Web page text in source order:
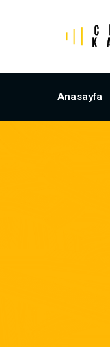
Anasayfa